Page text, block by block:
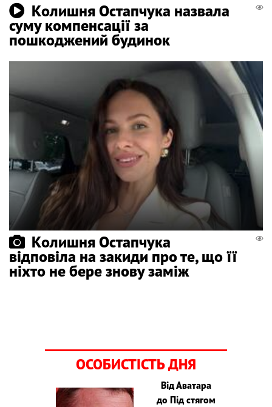
Колишня Остапчука назвала
суму компенсації за
пошкоджений будинок
Колишня Остапчука
відповіла на закиди про те, що її
ніхто не бере знову заміж
ОСОБИСТІСТЬ ДНЯ
Від Аватара
до Під стягом